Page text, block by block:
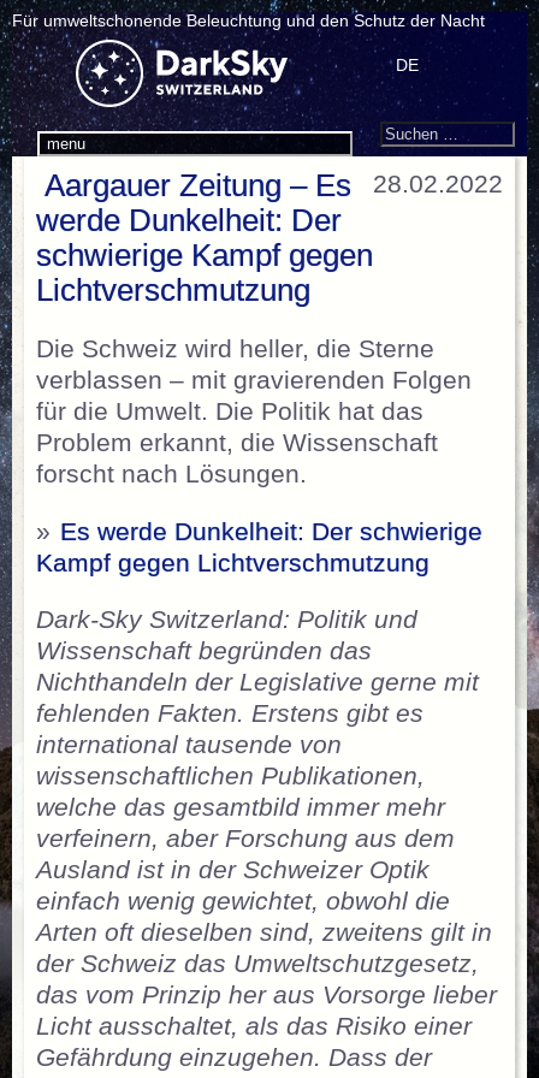
Für umweltschonende Beleuchtung und den Schutz der Nacht
menu
DE
Search
Suchen
28.02.2022
Aargauer Zeitung – Es
werde Dunkelheit: Der
schwierige Kampf gegen
Lichtverschmutzung
Die Schweiz wird heller, die Sterne
verblassen – mit gravierenden Folgen
für die Umwelt. Die Politik hat das
Problem erkannt, die Wissenschaft
forscht nach Lösungen.
» Es werde Dunkelheit: Der schwierige
Kampf gegen Lichtverschmutzung
Dark-Sky Switzerland: Politik und
Wissenschaft begründen das
Nichthandeln der Legislative gerne mit
fehlenden Fakten. Erstens gibt es
international tausende von
wissenschaftlichen Publikationen,
welche das gesamtbild immer mehr
verfeinern, aber Forschung aus dem
Ausland ist in der Schweizer Optik
einfach wenig gewichtet, obwohl die
Arten oft dieselben sind, zweitens gilt in
der Schweiz das Umweltschutzgesetz,
das vom Prinzip her aus Vorsorge lieber
Licht ausschaltet, als das Risiko einer
Gefährdung einzugehen. Dass der